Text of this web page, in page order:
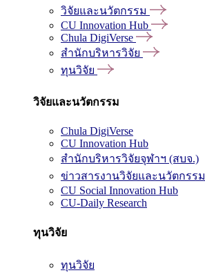
วิจัยและนวัตกรรม
CU Innovation Hub
Chula DigiVerse
สำนักบริหารวิจัย
ทุนวิจัย
วิจัยและนวัตกรรม
Chula DigiVerse
CU Innovation Hub
สำนักบริหารวิจัยจุฬาฯ (สบจ.)
ข่าวสารงานวิจัยและนวัตกรรม
CU Social Innovation Hub
CU-Daily Research
ทุนวิจัย
ทุนวิจัย